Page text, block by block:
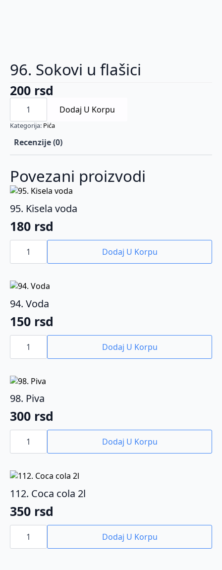
96. Sokovi u flašici
200 rsd
96.
Sokovi
flašici
količina
Dodaj U Korpu
Kategorija: Pića
Recenzije (0)
Povezani proizvodi
95. Kisela voda
180 rsd
95.
Kisela
količina
Dodaj U Korpu
94. Voda
150 rsd
94.
Voda Dodaj U Korpu
98. Piva
300 rsd
98.
Dodaj U Korpu
112. Coca cola 2l
350 rsd
112.
Coca
2l
Dodaj U Korpu